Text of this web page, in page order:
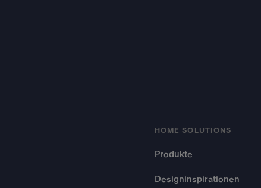
HOME SOLUTIONS
Produkte
Designinspirationen